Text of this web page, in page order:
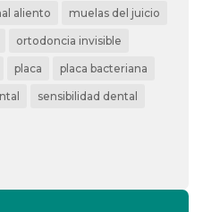
aliento muelas del juicio
ortodoncia invisible
placa placa bacteriana
sensibilidad dental